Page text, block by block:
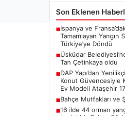
Son Eklenen
■İspanya ve
Tamamlayan Yangın
Türkiye’ye Döndü
■Üsküdar
Tan Çetinkaya oldu
■DAP Yapı’dan
Konut Güvencesiyle
Ev Modeli Ataşehir
■Bahçe Mutfakları ve
■16 ilde 44 orman